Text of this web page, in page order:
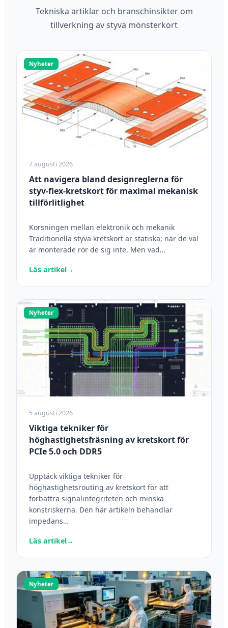
Tekniska artiklar och branschinsikter om
tillverkning av styva mönsterkort
Nyheter
7 augusti 2026
Att navigera bland designreglerna för
styv-flex-kretskort för maximal mekanisk
tillförlitlighet
Korsningen mellan elektronik och mekanik
Traditionella styva kretskort är statiska; när de väl
är monterade rör de sig inte. Men vad…
Läs artikel→
Nyheter
5 augusti 2026
Viktiga tekniker för
höghastighetsfräsning av kretskort för
PCIe 5.0 och DDR5
Upptäck viktiga tekniker för
höghastighetsrouting av kretskort för att
förbättra signalintegriteten och minska
konstriskerna. Den här artikeln behandlar
impedans…
Läs artikel→
Nyheter